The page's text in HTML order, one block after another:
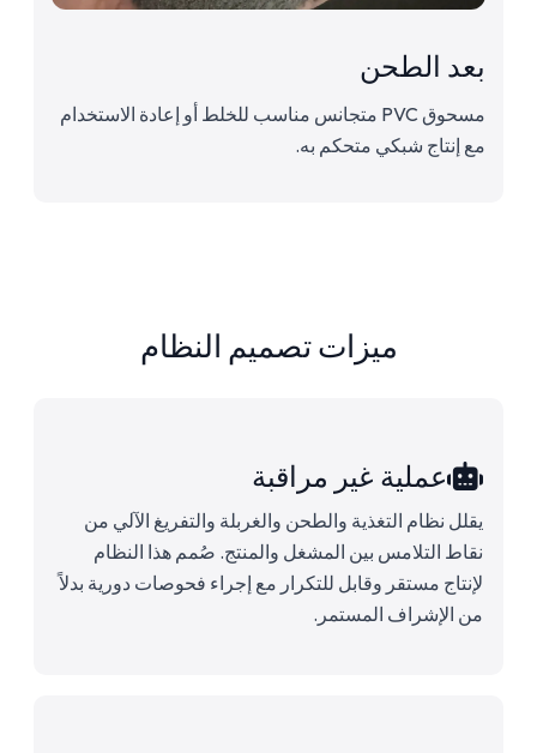
بعد الطحن
مسحوق PVC متجانس مناسب للخلط أو إعادة الاستخدام
مع إنتاج شبكي متحكم به.
ميزات تصميم النظام
عملية غير مراقبة
يقلل نظام التغذية والطحن والغربلة والتفريغ الآلي من
نقاط التلامس بين المشغل والمنتج. صُمم هذا النظام
لإنتاج مستقر وقابل للتكرار مع إجراء فحوصات دورية بدلاً
من الإشراف المستمر.